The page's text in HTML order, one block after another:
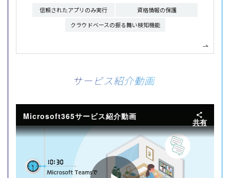
信頼されたアプリのみ実行
資格情報の保護
クラウドベースの振る舞い検知機能
サービス紹介動画
Microsoft365サービス紹介動画
共有